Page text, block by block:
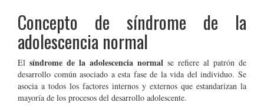
Concepto de síndrome de la
adolescencia normal
El síndrome de la adolescencia normal se refiere al patrón de
desarrollo común asociado a esta fase de la vida del individuo. Se
asocia a todos los factores internos y externos que estandarizan la
mayoría de los procesos del desarrollo adolescente.